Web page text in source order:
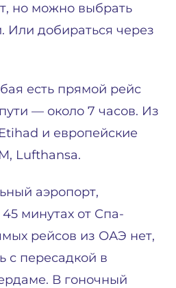
но можно выбрать
Или добираться через
есть прямой рейс
— около 7 часов. Из
и европейские
Lufthansa.
аэропорт,
минутах от Спа-
рейсов из ОАЭ нет,
с пересадкой в
В гоночный